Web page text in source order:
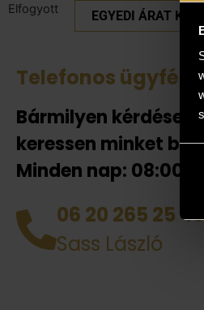
Elfogyott EGYEDI ÁRAT
Telefonos
Bármilyen kérdése
keressen minket
Minden nap: 08:00-
06 20 265 25 49
Sass László